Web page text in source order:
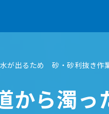
が出るため 砂・砂利抜き作業
から濁